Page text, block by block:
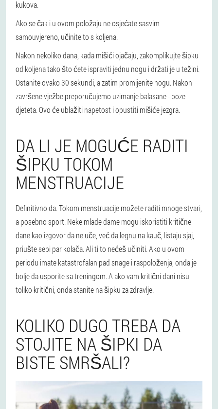
kukova.
Ako se čak i u ovom položaju ne osjećate sasvim
samouvjereno, učinite to s koljena.
Nakon nekoliko dana, kada mišići ojačaju, zakomplikujte šipku
od koljena tako što ćete ispraviti jednu nogu i držati je u težini.
Ostanite ovako 30 sekundi, a zatim promijenite nogu. Nakon
završene vježbe preporučujemo uzimanje balasane - poze
djeteta. Ovo će ublažiti napetost i opustiti mišiće jezgra.
DA LI JE MOGUĆE RADITI
ŠIPKU TOKOM
MENSTRUACIJE
Definitivno da. Tokom menstruacije možete raditi mnoge stvari,
a posebno sport. Neke mlade dame mogu iskoristiti kritične
dane kao izgovor da ne uče, već da legnu na kauč, listaju sjaj,
priušte sebi par kolača. Ali ti to nećeš učiniti. Ako u ovom
periodu imate katastrofalan pad snage i raspoloženja, onda je
bolje da usporite sa treningom. A ako vam kritični dani nisu
toliko kritični, onda stanite na šipku za zdravlje.
KOLIKO DUGO TREBA DA
STOJITE NA ŠIPKI DA
BISTE SMRŠALI?